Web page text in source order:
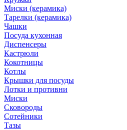
Миски (керамика)
Тарелки (керамика)
Чашки
Посуда кухонная
Диспенсеры
Кастрюли
Кокотницы
Котлы
Крышки для посуды
Лотки и противни
Миски
Сковороды
Сотейники
Тазы